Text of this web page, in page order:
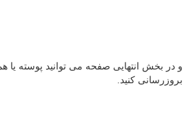
و در بخش انتهایی صفحه می توانید پوسته یا
بروزرسانی کنید.